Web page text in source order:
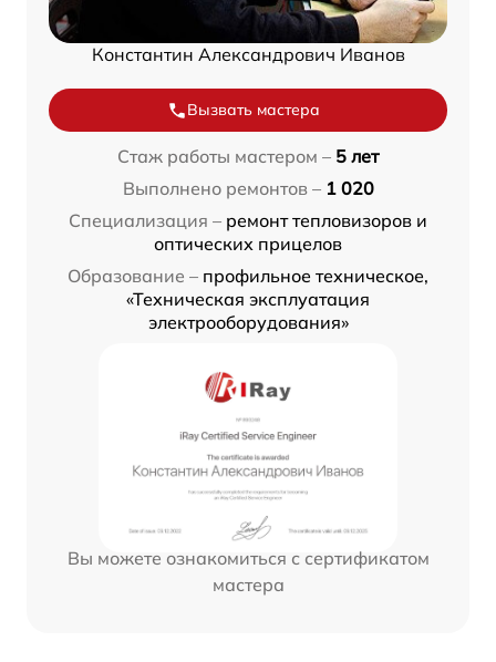
Константин Александрович Иванов
Вызвать мастера
Стаж работы мастером – 5 лет
Выполнено ремонтов – 1 020
Специализация – ремонт тепловизоров и
оптических прицелов
Образование – профильное техническое,
«Техническая эксплуатация
электрооборудования»
Вы можете ознакомиться с сертификатом
мастера